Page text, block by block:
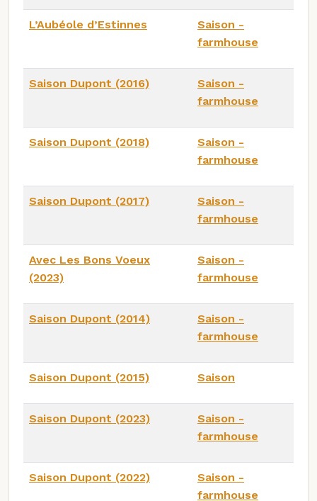
L’Aubéole d’Estinnes
Saison -
farmhouse
Saison Dupont (2016)
Saison -
farmhouse
Saison Dupont (2018)
Saison -
farmhouse
Saison Dupont (2017)
Saison -
farmhouse
Avec Les Bons Voeux
(2023)
Saison -
farmhouse
Saison Dupont (2014)
Saison -
farmhouse
Saison Dupont (2015) Saison
Saison Dupont (2023)
Saison -
farmhouse
Saison Dupont (2022)
Saison -
farmhouse